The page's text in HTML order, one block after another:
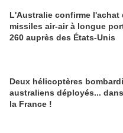
L'Australie confirme l'achat
missiles air-air à longue
260 auprès des États-Unis
Deux hélicoptères
australiens déployés...
la France !